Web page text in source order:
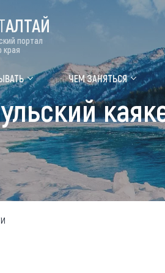
Где
АЛТАЙ
портал
края
ЧЕМ ЗАНЯТЬСЯ